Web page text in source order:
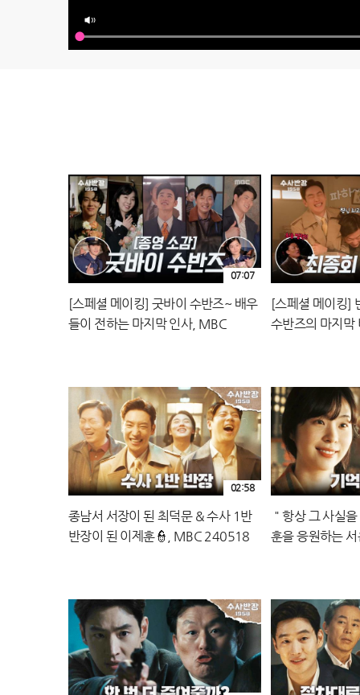
[스페셜 메이킹] 굿바이 수반즈~ 배우
들이 전하는 마지막 인사, MBC
07:07
[스페셜 메이킹]
수반즈의 마지
종남서 서장이 된 최덕문 & 수사 1반
반장이 된 이제훈👮, MBC 240518
02:58
＂항상 그 사실
훈을 응원하는